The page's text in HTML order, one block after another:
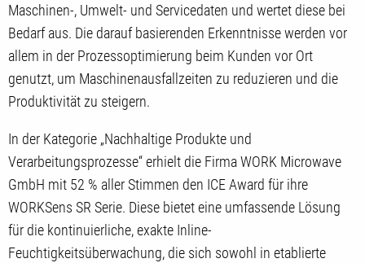
Maschinen-, Umwelt- und Servicedaten und wertet diese bei
Bedarf aus. Die darauf basierenden Erkenntnisse werden vor
allem in der Prozessoptimierung beim Kunden vor Ort
genutzt, um Maschinenausfallzeiten zu reduzieren und die
Produktivität zu steigern.
In der Kategorie „Nachhaltige Produkte und
Verarbeitungsprozesse“ erhielt die Firma WORK Microwave
GmbH mit 52 % aller Stimmen den ICE Award für ihre
WORKSens SR Serie. Diese bietet eine umfassende Lösung
für die kontinuierliche, exakte Inline-
Feuchtigkeitsüberwachung, die sich sowohl in etablierte